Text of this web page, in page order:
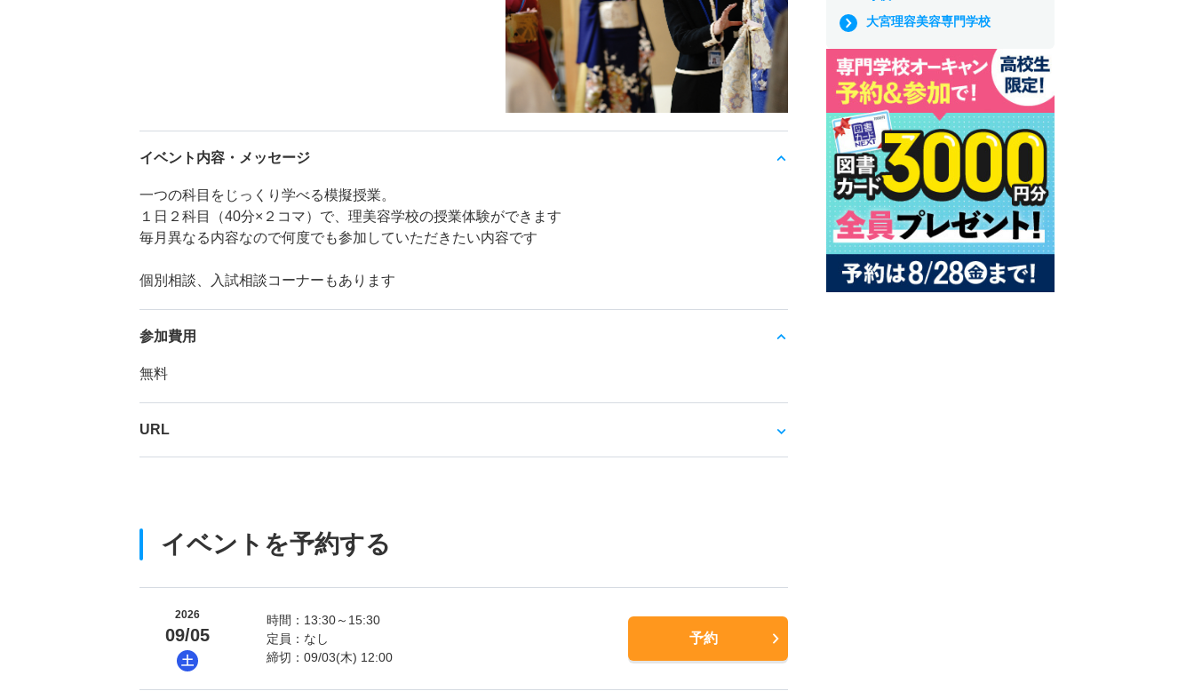
イベント内容・メッセージ
一つの科目をじっくり学べる模擬授業。
１日２科目（40分×２コマ）で、理美容学校の授業体験ができます
毎月異なる内容なので何度でも参加していただきたい内容です
個別相談、入試相談コーナーもあります
参加費用
無料
URL
イベントを予約する
2026
09/05
土
時間：13:30～15:30
定員：なし
締切：09/03(木) 12:00
予約
大宮理容美容専門学校